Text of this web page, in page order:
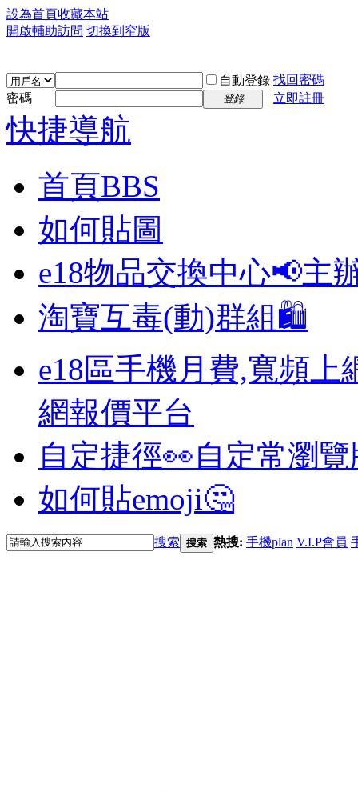
設為首頁收藏本站
開啟輔助訪問 切換到窄版
自動登錄 找回密碼
密碼
登錄 立即註冊
快捷導航
首頁BBS
如何貼圖
e18物品交換中心📢主
淘寶互毒(動)群組🛍️
e18區手機月費,寬頻上
網報價平台
自定捷徑👀自定常瀏
如何貼emoji🤔
搜索 搜索 熱搜: 手機plan V.I.P會員